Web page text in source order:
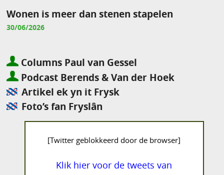
Wonen is meer dan stenen stapelen
30/06/2026
Columns Paul van Gessel
Podcast Berends & Van der Hoek
Artikel ek yn it Frysk
Foto’s fan Fryslân
[Twitter geblokkeerd door de browser]
Klik hier voor de tweets van